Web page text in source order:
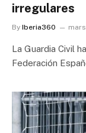
irregulares
By Iberia360
La Guardia Civil
Federación